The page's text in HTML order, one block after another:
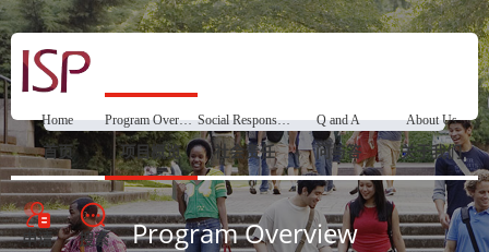
Home
首页
Program Overview
项目概览
Social Responsibility
社会责任
Q and A
问与答
About Us
关于我们
申请 搜索 Program Overview